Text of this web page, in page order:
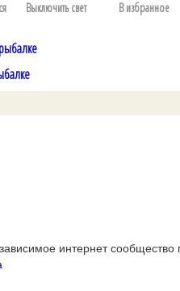
Выключить свет В избранное
интернет сообщество